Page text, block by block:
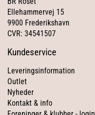
Ellehammervej 15
9900 Frederikshavn
CVR: 34541507
Kundeservice
Leveringsinformation
Outlet
Nyheder
Kontakt & info